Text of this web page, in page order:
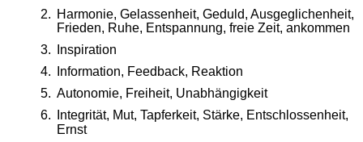
2. Harmonie, Gelassenheit, Geduld, Ausgeglichenheit,
Frieden, Ruhe, Entspannung, freie Zeit, ankommen
3.
Inspiration
4.
Information, Feedback, Reaktion
5. Autonomie, Freiheit, Unabhängigkeit
6.
Integrität, Mut, Tapferkeit, Stärke, Entschlossenheit,
Ernst